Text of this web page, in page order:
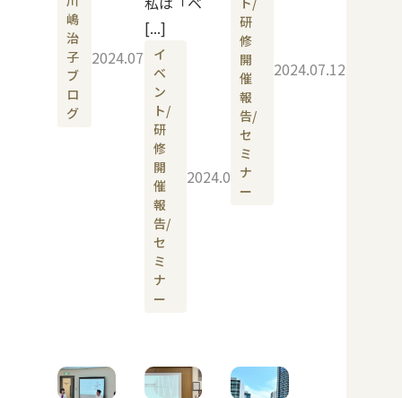
嶋
治
子
ブ
ロ
グ
2024.07.19
[...]
イ
ベ
ン
ト/
研
修
開
催
報
告/
セ
ミ
ナ
ー
2024.07.16
研
修
開
催
報
告/
セ
ミ
ナ
ー
2024.07.12